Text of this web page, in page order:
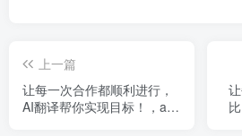
上一篇
让每一次合作都顺利进行，
AI翻译帮你实现目标！，ai